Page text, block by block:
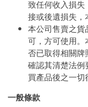
致任何收入損失
接或後遺損失，
本公司售賣之貨
可，方可使用。
否已取得相關牌
確認其清楚法例
買產品後之一切
一般條款